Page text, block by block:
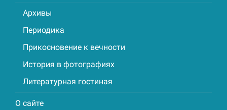
Архивы
Периодика
Прикосновение к вечности
История в фотографиях
Литературная гостиная
О сайте